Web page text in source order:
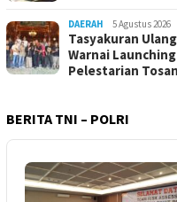
DAERAH 5 Agustus 2026
Tasyakuran
Warnai
Pelestarian
BERITA TNI – POLRI